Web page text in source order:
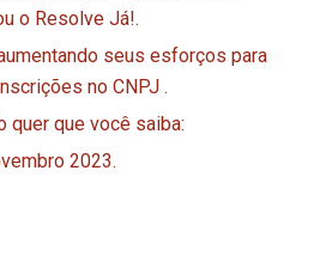
o Resolve Já!.
seus esforços para
no CNPJ .
quer que você saiba:
2023.